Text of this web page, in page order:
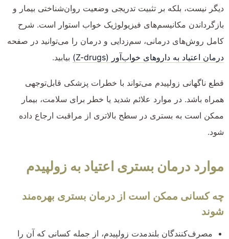
دیگر نیست، بلکه بر تثبیت تدریجی وضعیت روان‌شناختی بیمار و
بازگرداندن مکانیسم‌های فیزیولوژیک خواب استوار است. شرح
کامل روش‌های درمانی، سم‌زدایی و درمان را می‌توانید در صفحه
درمان اعتیاد به داروهای خواب‌آور (Z-drugs)
بیابید.
قطع ناگهانی زولپیدم می‌تواند با خطرات پزشکی قابل‌توجهی
همراه باشد. در موارد علائم شدید یا خطر برای سلامت، بیمار
ممکن است به بستری در سطح بالاتری از مراقبت ارجاع داده
شود.
موارد درمان بستری اعتیاد به زولپیدم
چه کسانی ممکن است از درمان بستری بهره‌مند
شوند
مصرف‌کنندگان بلندمدت زولپیدم، از جمله کسانی که آن را